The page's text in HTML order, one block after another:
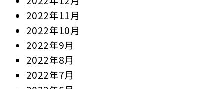
2022年11月
2022年10月
2022年9月
2022年8月
2022年7月